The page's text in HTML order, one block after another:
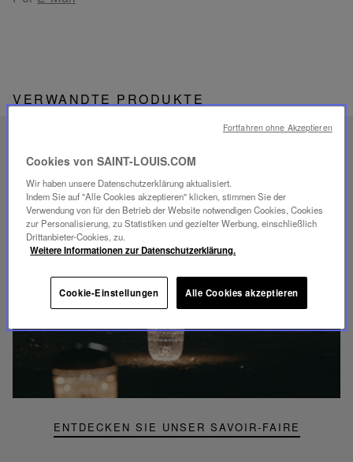
VERWANDTE PRODUKTE
EINZIGARTIGES
SAVOIR-FAIRE
FOLIA BELEUCHTUNG
ENTDECKEN SIE UNSER SAVOIR-FAIRE
abspielen
Video,
Folia
Mini-
Portable-
Cookies von SAINT-LOUIS.COM
Wir haben unsere Datenschutzerklärung aktualisiert.
Indem Sie auf "Alle Cookies akzeptieren" klicken, stimmen Sie der
Verwendung von für den Betrieb der Website notwendigen Cookies, Cookies
zur Personalisierung, zu Statistiken und gezielter Werbung, einschließlich
Drittanbieter-Cookies, zu.
Weitere Informationen zur Datenschutzerklärung.
Cookie-Einstellungen Alle Cookies akzeptieren
Fortfahren ohne Akzeptieren